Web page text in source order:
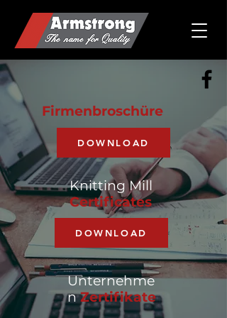
Firmenbroschüre
DOWNLOAD
Knitting Mill
Certificates
DOWNLOAD
Unternehme
n Zertifikate